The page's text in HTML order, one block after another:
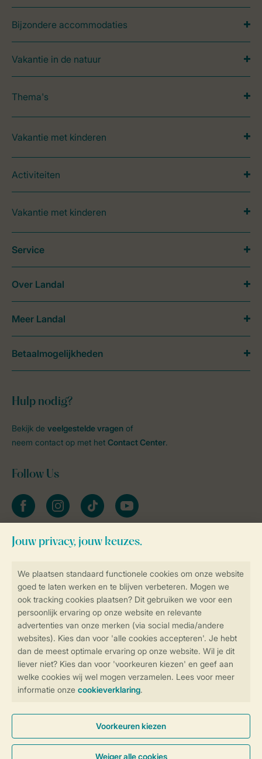
Controle over jouw gegevens &
Instellingen wijzigen
Veilig en snel online boeken
Veilige gegevensoverdracht
Veilige betaling
Bijzondere accommodaties
Vakantie in de natuur
Thema's
Vakantie met kinderen
Activiteiten
Vakantie met kinderen
Hulp nodig?
Bekijk de veelgestelde vragen of
neem contact op met het Contact Center.
Follow Us
facebookinstagramtiktok youtube
Blijf op de hoogte
Service
Over Landal
Meer Landal
Betaalmogelijkheden